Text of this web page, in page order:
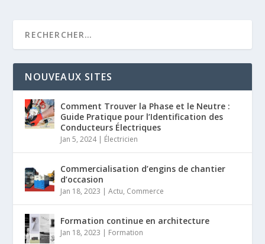
NOUVEAUX SITES
Comment Trouver la Phase et le Neutre :
Guide Pratique pour l’Identification des
Conducteurs Électriques
Jan 5, 2024| Électricien
Commercialisation d’engins de chantier
d’occasion
Jan 18, 2023 |Actu, Commerce
Formation continue en architecture
Jan 18, 2023 | Formation